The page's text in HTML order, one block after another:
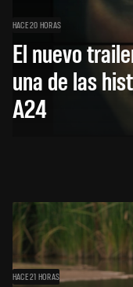
HACE 20 HORAS
El nuevo
una de las
A24
HACE 21 HORAS